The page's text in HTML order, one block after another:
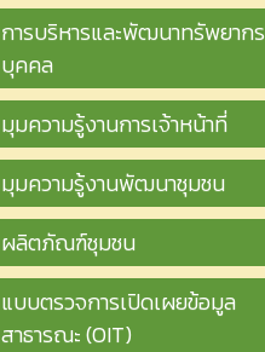
การบริหารและพัฒนาทรัพยากร
บุคคล
มุมความรู้งานการเจ้าหน้าที่
มุมความรู้งานพัฒนาชุมชน
ผลิตภัณฑ์ชุมชน
แบบตรวจการเปิดเผยข้อมูล
สาธารณะ (OIT)